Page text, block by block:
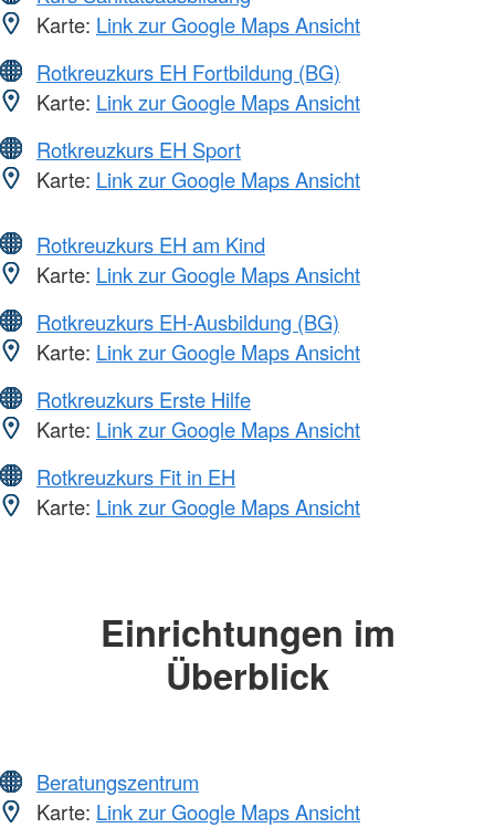
Karte: Link zur Google Maps Ansicht
Rotkreuzkurs EH Fortbildung (BG)
Karte: Link zur Google Maps Ansicht
Rotkreuzkurs EH Sport
Karte: Link zur Google Maps Ansicht
Rotkreuzkurs EH am Kind
Karte: Link zur Google Maps Ansicht
Rotkreuzkurs EH-Ausbildung (BG)
Karte: Link zur Google Maps Ansicht
Rotkreuzkurs Erste Hilfe
Karte: Link zur Google Maps Ansicht
Rotkreuzkurs Fit in EH
Karte: Link zur Google Maps Ansicht
Einrichtungen im
Überblick
Beratungszentrum
Karte: Link zur Google Maps Ansicht